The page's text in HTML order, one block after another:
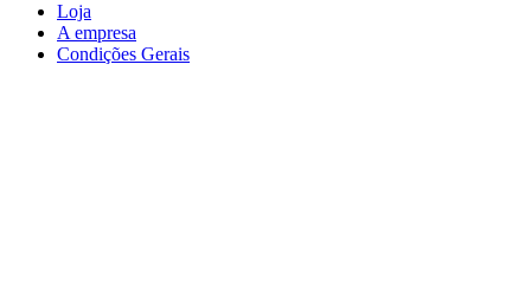
Loja
A empresa
Condições Gerais